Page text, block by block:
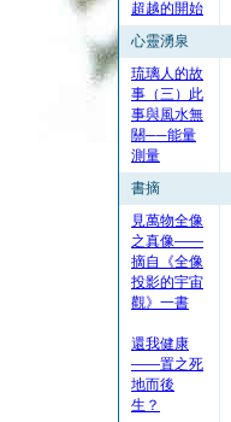
超越的開始
心靈湧泉
琉璃人的故
事（三）此
事與風水無
關──能量
測量
書摘
見萬物全像
之真像——
摘自《全像
投影的宇宙
觀》一書
還我健康
——置之死
地而後
生？